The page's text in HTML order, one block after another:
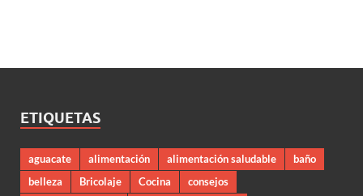
ETIQUETAS
aguacate alimentación alimentación saludable
baño
belleza
Bricolaje Cocina
consejos